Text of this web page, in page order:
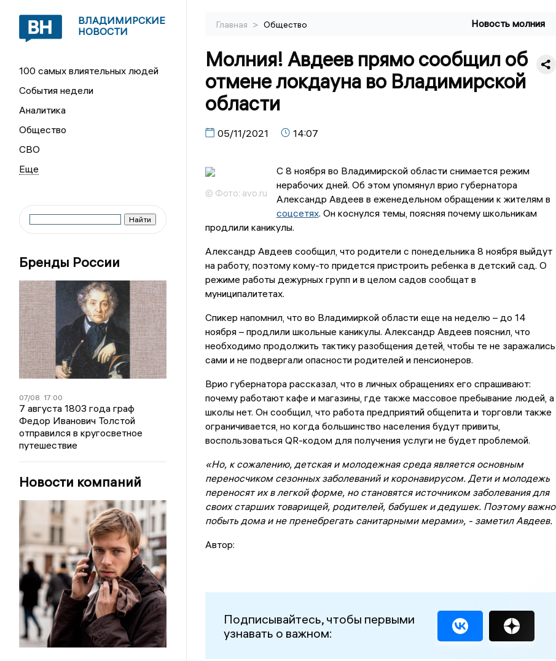
ВЛАДИМИРСКИЕ
НОВОСТИ
100 самых влиятельных людей
События недели
Аналитика
Общество
СВО
Бренды России
07/08 17:00
7 августа 1803 года граф
Федор Иванович Толстой
отправился в кругосветное
путешествие
Новости компаний
Главная > Общество Новость молния
Молния! Авдеев прямо сообщил об
отмене локдауна во Владимирской
области
05/11/2021 14:07
© Фото: avo.ru
С 8 ноября во Владимирской области снимается режим
нерабочих дней. Об этом упомянул врио губернатора
Александр Авдеев в еженедельном обращении к жителям в
соцсетях. Он коснулся темы, поясняя почему школьникам
продлили каникулы.
Александр Авдеев сообщил, что родители с понедельника 8 ноября выйдут
на работу, поэтому кому-то придется пристроить ребенка в детский сад. О
режиме работы дежурных групп и в целом садов сообщат в
муниципалитетах.
Спикер напомнил, что во Владимиркой области еще на неделю – до 14
ноября – продлили школьные каникулы. Александр Авдеев пояснил, что
необходимо продолжить тактику разобщения детей, чтобы те не заражались
сами и не подвергали опасности родителей и пенсионеров.
Врио губернатора рассказал, что в личных обращениях его спрашивают:
почему работают кафе и магазины, где также массовое пребывание людей, а
школы нет. Он сообщил, что работа предприятий общепита и торговли также
ограничивается, но когда большинство населения будут привиты,
воспользоваться QR-кодом для получения услуги не будет проблемой.
«Но, к сожалению, детская и молодежная среда является основным
переносчиком сезонных заболеваний и коронавирусом. Дети и молодежь
переносят их в легкой форме, но становятся источником заболевания для
своих старших товарищей, родителей, бабушек и дедушек. Поэтому важно
побыть дома и не пренебрегать санитарными мерами», - заметил Авдеев.
Автор:
Подписывайтесь, чтобы первыми
узнавать о важном: